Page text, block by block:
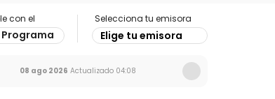
con el
Programa
Selecciona tu emisora
Elige tu emisora
08 ago 2026 Actualizado 04:08